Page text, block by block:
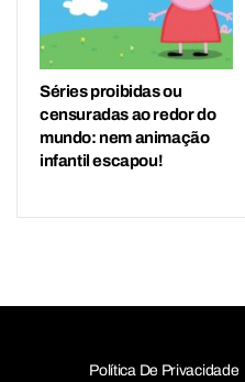
Séries proibidas ou
censuradas ao redor do
mundo: nem animação
infantil escapou!
Política De Privacidade